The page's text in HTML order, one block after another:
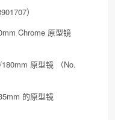
）
Chrome 原型镜
原型镜 （No.
的原型镜